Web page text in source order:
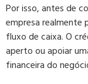
Por isso, antes de
empresa realmente
fluxo de caixa. O
aperto ou apoiar
financeira do